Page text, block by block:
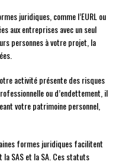
juridiques, comme l’EURL ou
aux entreprises avec un seul
personnes à votre projet, la
activité présente des risques
ou d’endettement, il
votre patrimoine personnel,
formes juridiques facilitent
la SAS et la SA. Ces statuts